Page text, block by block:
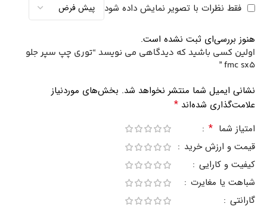
فقط نظرات با تصویر نمایش داده شود
هنوز بررسی‌ای ثبت نشده است.
اولین کسی باشید که دیدگاهی می نویسد “توری چپ سپر جلو
fmc sx5 ”
نشانی ایمیل شما منتشر نخواهد شد. بخش‌های موردنیاز
علامت‌گذاری شده‌اند *
امتیاز شما *
قیمت و ارزش خرید
کیفیت و کارایی
شباهت یا مغایرت
گارانتی